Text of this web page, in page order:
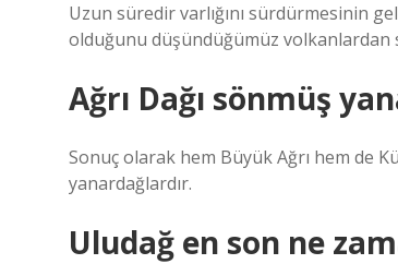
Uzun süredir varlığını sürdürmesinin
olduğunu düşündüğümüz volkanlardan
Ağrı Dağı sönmüş
Sonuç olarak hem Büyük Ağrı hem de
yanardağlardır.
Uludağ en son ne